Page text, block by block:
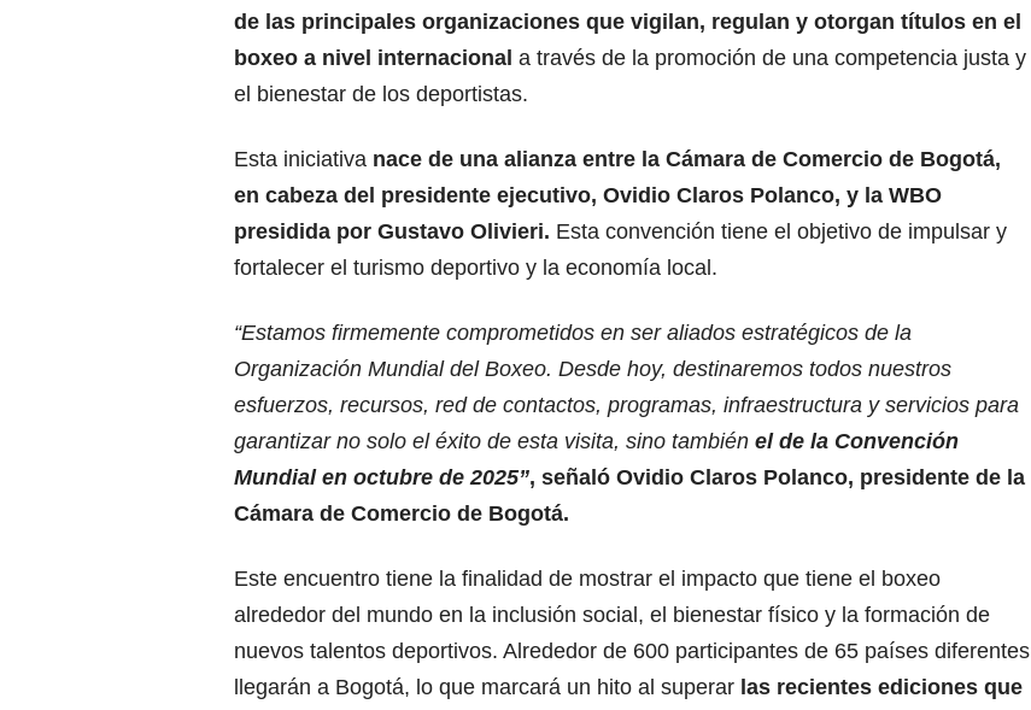
de las principales organizaciones que vigilan, regulan y otorgan títulos en el
boxeo a nivel internacional a través de la promoción de una competencia justa y
el bienestar de los deportistas.
Esta iniciativa nace de una alianza entre la Cámara de Comercio de Bogotá,
en cabeza del presidente ejecutivo, Ovidio Claros Polanco, y la WBO
presidida por Gustavo Olivieri. Esta convención tiene el objetivo de impulsar y
fortalecer el turismo deportivo y la economía local.
“Estamos firmemente comprometidos en ser aliados estratégicos de la
Organización Mundial del Boxeo. Desde hoy, destinaremos todos nuestros
esfuerzos, recursos, red de contactos, programas, infraestructura y servicios para
garantizar no solo el éxito de esta visita, sino también el de la Convención
Mundial en octubre de 2025”, señaló Ovidio Claros Polanco, presidente de la
Cámara de Comercio de Bogotá.
Este encuentro tiene la finalidad de mostrar el impacto que tiene el boxeo
alrededor del mundo en la inclusión social, el bienestar físico y la formación de
nuevos talentos deportivos. Alrededor de 600 participantes de 65 países diferentes
llegarán a Bogotá, lo que marcará un hito al superar las recientes ediciones que